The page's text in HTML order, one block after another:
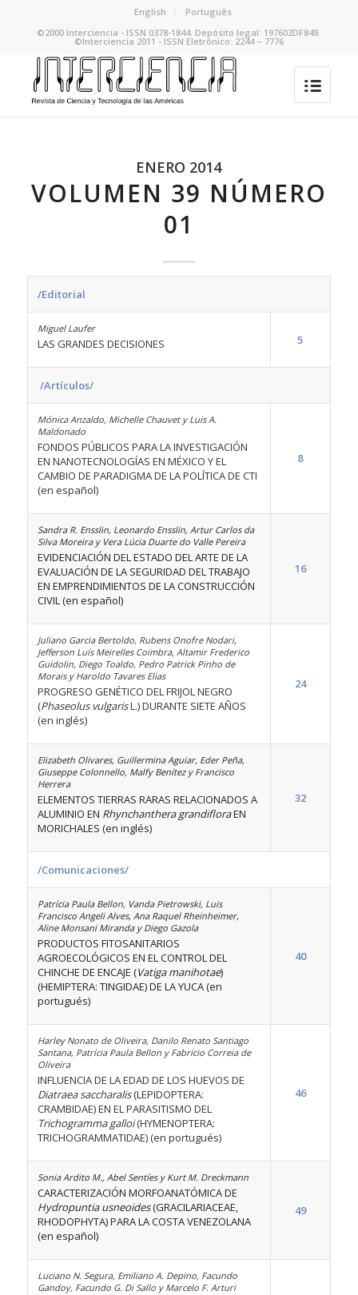
English
Português
©2000 Interciencia - ISSN 0378-1844. Depósito legal: 197602DF849.
©Interciencia 2011 - ISSN Eletrônico: 2244 – 7776
ENERO 2014
VOLUMEN 39 NÚMERO
01
/Editorial
Miguel Laufer
LAS GRANDES DECISIONES 5
/Artículos/
Mónica Anzaldo, Michelle Chauvet y Luis A.
Maldonado
FONDOS PÚBLICOS PARA LA INVESTIGACIÓN
EN NANOTECNOLOGÍAS EN MÉXICO Y EL
CAMBIO DE PARADIGMA DE LA POLÍTICA DE CTI
(en español)
8
Sandra R. Ensslin, Leonardo Ensslin, Artur Carlos da
Silva Moreira y Vera Lúcia Duarte do Valle Pereira
EVIDENCIACIÓN DEL ESTADO DEL ARTE DE LA
EVALUACIÓN DE LA SEGURIDAD DEL TRABAJO
EN EMPRENDIMIENTOS DE LA CONSTRUCCIÓN
CIVIL (en español)
16
Juliano Garcia Bertoldo, Rubens Onofre Nodari,
Jefferson Luís Meirelles Coimbra, Altamir Frederico
Guidolin, Diego Toaldo, Pedro Patrick Pinho de
Morais y Haroldo Tavares Elias
PROGRESO GENÉTICO DEL FRIJOL NEGRO
(Phaseolus vulgarisL.) DURANTE SIETE AÑOS
(en inglés)
24
Elizabeth Olivares, Guillermina Aguiar, Eder Peña,
Giuseppe Colonnello, Malfy Benítez y Francisco
Herrera
ELEMENTOS TIERRAS RARAS RELACIONADOS A
ALUMINIO EN Rhynchanthera grandifloraEN
MORICHALES (en inglés)
32
/Comunicaciones/
Patrícia Paula Bellon, Vanda Pietrowski, Luis
Francisco Angeli Alves, Ana Raquel Rheinheimer,
Aline Monsani Miranda y Diego Gazola
PRODUCTOS FITOSANITARIOS
AGROECOLÓGICOS EN EL CONTROL DEL
CHINCHE DE ENCAJE (Vatiga manihotae)
(HEMIPTERA: TINGIDAE) DE LA YUCA (en
portugués)
40
Harley Nonato de Oliveira, Danilo Renato Santiago
Santana, Patrícia Paula Bellon y Fabrício Correia de
Oliveira
INFLUENCIA DE LA EDAD DE LOS HUEVOS DE
Diatraea saccharalis(LEPIDOPTERA:
CRAMBIDAE) EN EL PARASITISMO DEL
Trichogramma galloi(HYMENOPTERA:
TRICHOGRAMMATIDAE) (en portugués)
46
Sonia Ardito M., Abel Sentíes y Kurt M. Dreckmann
CARACTERIZACIÓN MORFOANATÓMICA DE
Hydropuntia usneoides(GRACILARIACEAE,
RHODOPHYTA) PARA LA COSTA VENEZOLANA
(en español)
49
Luciano N. Segura, Emiliano A. Depino, Facundo
Gandoy, Facundo G. Di Sallo y Marcelo F. Arturi